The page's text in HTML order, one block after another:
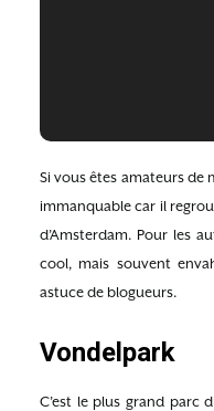
Si vous êtes amateurs de
immanquable car il
d’Amsterdam. Pour les
cool, mais souvent
astuce de blogueurs.
Vondelpark
C’est le plus grand parc